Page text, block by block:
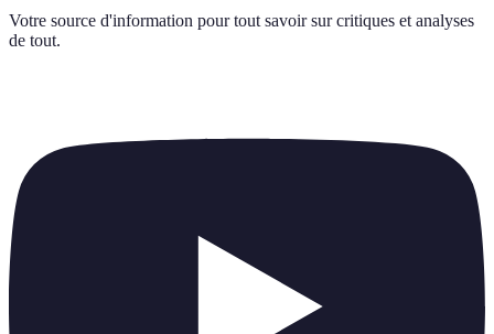
Votre source d'information pour tout savoir sur critiques et analyses
de tout.